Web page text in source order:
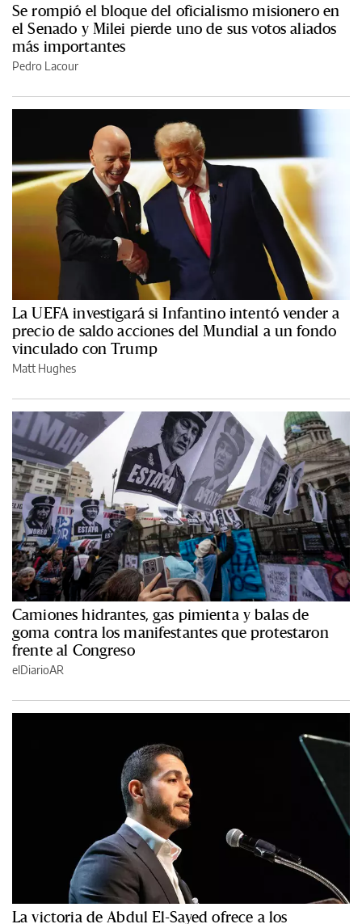
Se rompió el bloque del oficialismo misionero en
el Senado y Milei pierde uno de sus votos aliados
más importantes
Pedro Lacour
La UEFA investigará si Infantino intentó vender a
precio de saldo acciones del Mundial a un fondo
vinculado con Trump
Matt Hughes
Camiones hidrantes, gas pimienta y balas de
goma contra los manifestantes que protestaron
frente al Congreso
elDiarioAR
La victoria de Abdul El-Sayed ofrece a los